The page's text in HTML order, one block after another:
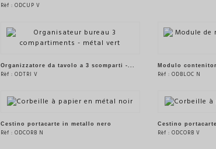
Rèf : ODCUP V
VEDERE IL PRODOTTO
Organizzatore da tavolo a 3 scomparti -...
Rèf : ODTRI V
Modulo
Rèf : ODBLOC N
Cestino portacarte in metallo nero
Rèf : ODCORB N
Cestino
Rèf : ODCORB V